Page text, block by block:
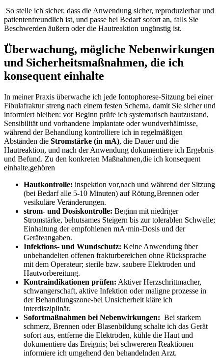
⁢ So stelle ich ⁣sicher, dass die⁤ Anwendung sicher, reproduzierbar und
patientenfreundlich ist,⁤ und passe bei Bedarf sofort an, falls Sie
Beschwerden äußern oder die Hautreaktion ungünstig ist.
Überwachung, ​mögliche ‍Nebenwirkungen
und Sicherheitsmaßnahmen, die ich
konsequent‍ einhalte
In meiner Praxis überwache ich ​jede Iontophorese-Sitzung bei einer⁢
Fibulafraktur streng​ nach einem festen Schema, ⁣damit Sie ⁢sicher und
informiert ⁢bleiben: vor ⁤Beginn prüfe ich ‌systematisch hautzustand,
Sensibilität und ⁣vorhandene Implantate oder wundverhältnisse,
während der Behandlung ‍kontrolliere ich in regelmäßigen
Abständen ‍die Stromstärke⁤ (in mA), die Dauer und die
Hautreaktion, ​und nach der Anwendung dokumentiere‌ ich Ergebnis
und Befund. Zu den konkreten Maßnahmen,die ich konsequent
einhalte,gehören
Hautkontrolle: inspektion vor,nach⁢ und während ‍der Sitzung
(bei Bedarf alle 5-10 Minuten) auf Rötung,Brennen oder
vesikuläre Veränderungen.
strom-‌ und Dosiskontrolle: Beginn​ mit niedriger
Stromstärke, ⁣behutsames Steigern ​bis⁤ zur tolerablen Schwelle;
Einhaltung der empfohlenen mA·min‑Dosis und der
Geräteangaben.
Infektions- und Wundschutz: Keine Anwendung über
unbehandelten offenen frakturbereichen ohne‌ Rücksprache​
mit ‍dem ⁢Operateur;‍ sterile ​bzw. saubere⁣ Elektroden⁤ und
Hautvorbereitung.
Kontraindikationen prüfen: Aktiver Herzschrittmacher,
schwangerschaft, aktive Infektion oder maligne⁤ prozesse in
⁣der‍ Behandlungszone-bei Unsicherheit kläre ich
interdisziplinär.
Sofortmaßnahmen bei​ Nebenwirkungen: ‌ Bei starkem
⁢schmerz, Brennen oder Blasenbildung schalte ich das Gerät
sofort ⁣aus, entferne die Elektroden, kühle die Haut und
dokumentiere das Ereignis; bei schwereren ⁣Reaktionen
informiere ich umgehend den behandelnden Arzt.